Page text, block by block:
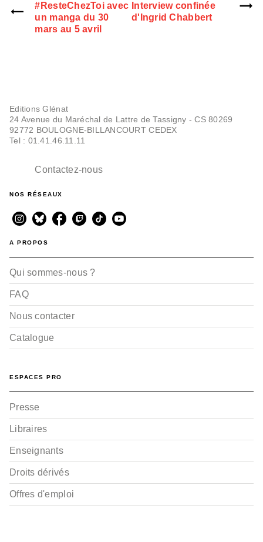
#ResteChezToi avec
un manga du 30
mars au 5 avril
Interview confinée
d'Ingrid Chabbert
Editions Glénat
24 Avenue du Maréchal de Lattre de Tassigny - CS 80269
92772 BOULOGNE-BILLANCOURT CEDEX
Tel : 01.41.46.11.11
Contactez-nous
NOS RÉSEAUX
A PROPOS
Qui sommes-nous ?
FAQ
Nous contacter
Catalogue
ESPACES PRO
Presse
Libraires
Enseignants
Droits dérivés
Offres d'emploi